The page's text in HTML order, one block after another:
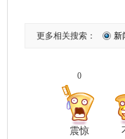
更多相关搜索： 新
0
震惊